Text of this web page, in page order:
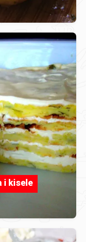
i kisele